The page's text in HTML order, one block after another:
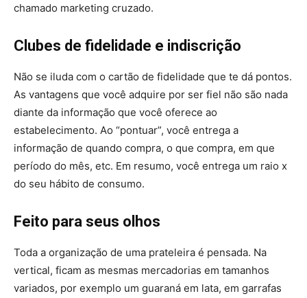
chamado marketing cruzado.
Clubes de fidelidade e indiscrição
Não se iluda com o cartão de fidelidade que te dá pontos.
As vantagens que você adquire por ser fiel não são nada
diante da informação que você oferece ao
estabelecimento. Ao “pontuar”, você entrega a
informação de quando compra, o que compra, em que
período do mês, etc. Em resumo, você entrega um raio x
do seu hábito de consumo.
Feito para seus olhos
Toda a organização de uma prateleira é pensada. Na
vertical, ficam as mesmas mercadorias em tamanhos
variados, por exemplo um guaraná em lata, em garrafas